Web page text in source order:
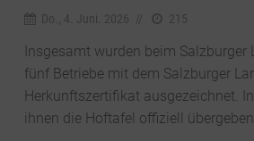
Do., 4. Juni. 2026 215
Insgesamt wurden beim Salzburger
fünf Betriebe mit dem Salzburger
Herkunftszertifikat ausgezeichnet.
ihnen die Hoftafel offiziell übergeben